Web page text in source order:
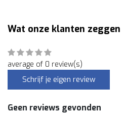
Wat onze klanten zeggen
average of 0 review(s)
Schrijf je eigen review
Geen reviews gevonden